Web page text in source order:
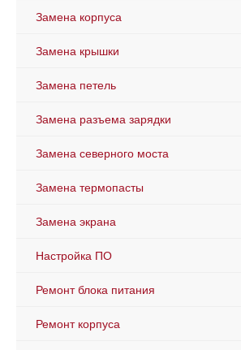
Замена корпуса
Замена крышки
Замена петель
Замена разъема зарядки
Замена северного моста
Замена термопасты
Замена экрана
Настройка ПО
Ремонт блока питания
Ремонт корпуса